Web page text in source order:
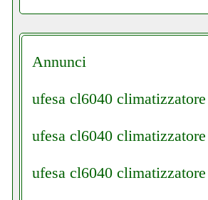
Annunci
ufesa cl6040
ufesa cl6040
ufesa cl6040